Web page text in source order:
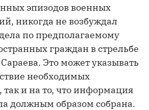
эпизодов военных
никогда не возбуждал
по предполагаемому
граждан в стрельбе
Это может указывать
необходимых
так и на то, что информация
должным образом собрана.